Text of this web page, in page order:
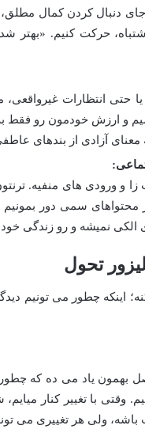
دنبال کردن کمال
حرکت کنیم. «بهتر
یا حتی انتظارات
و ارزش خودمون رو فقط
معنای آزادی از بندهای
و ورودی های منفیه.
محتواهای سمی دور
الکی نمیشه و رو زندگی
تحول
اینکه چطور می تونیم
بهمون یاد می ده که چطور
وقتی با تغییر کنار
ولی هر تغییری می تونه